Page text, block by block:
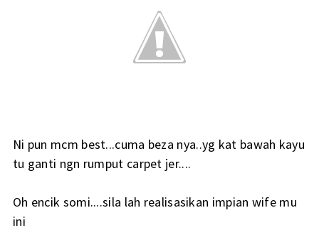
Ni pun mcm best...cuma beza nya..yg kat bawah kayu
tu ganti ngn rumput carpet jer....
Oh encik somi....sila lah realisasikan impian wife mu
ini